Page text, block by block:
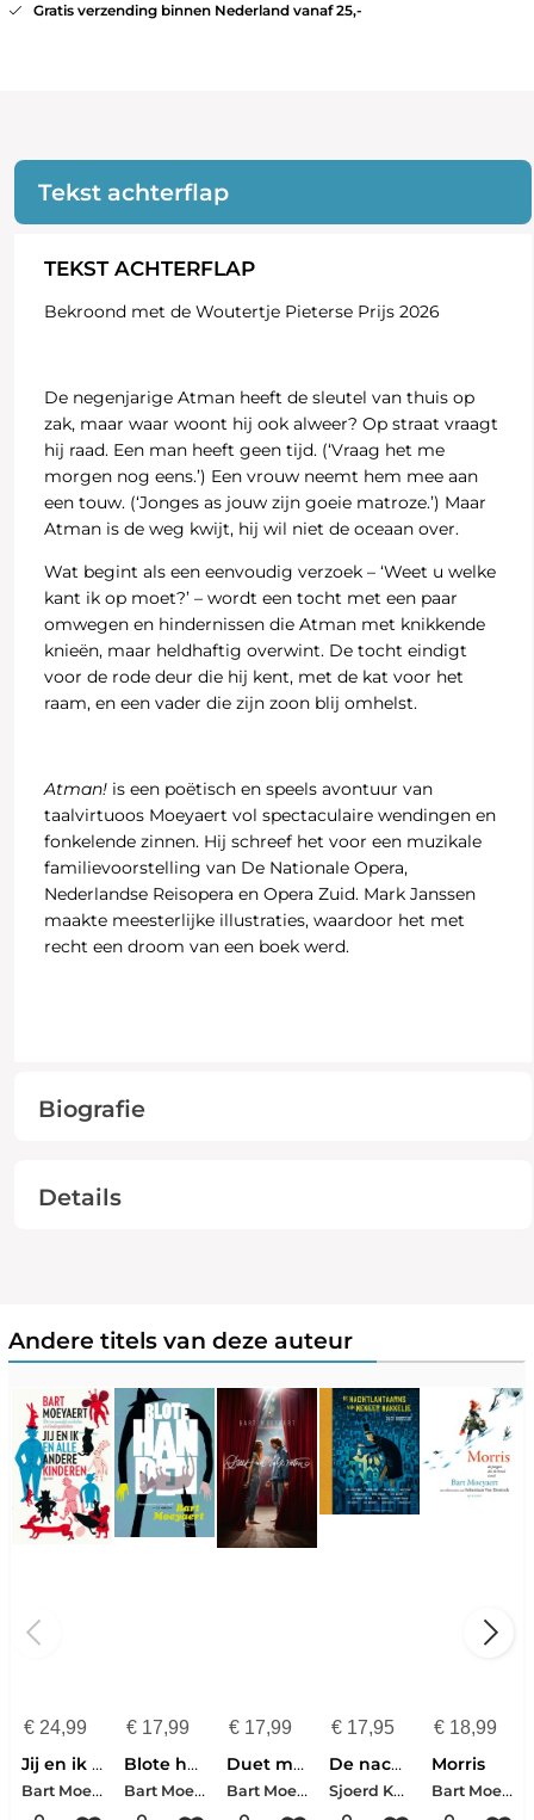
Gratis verzending binnen Nederland vanaf 25,-
Tekst achterflap
TEKST ACHTERFLAP
Bekroond met de Woutertje Pieterse Prijs 2026
De negenjarige Atman heeft de sleutel van thuis op
zak, maar waar woont hij ook alweer? Op straat vraagt
hij raad. Een man heeft geen tijd. (‘Vraag het me
morgen nog eens.’) Een vrouw neemt hem mee aan
een touw. (‘Jonges as jouw zijn goeie matroze.’) Maar
Atman is de weg kwijt, hij wil niet de oceaan over.
Wat begint als een eenvoudig verzoek – ‘Weet u welke
kant ik op moet?’ – wordt een tocht met een paar
omwegen en hindernissen die Atman met knikkende
knieën, maar heldhaftig overwint. De tocht eindigt
voor de rode deur die hij kent, met de kat voor het
raam, en een vader die zijn zoon blij omhelst.
Atman!is een poëtisch en speels avontuur van
taalvirtuoos Moeyaert vol spectaculaire wendingen en
fonkelende zinnen. Hij schreef het voor een muzikale
familievoorstelling van De Nationale Opera,
Nederlandse Reisopera en Opera Zuid. Mark Janssen
maakte meesterlijke illustraties, waardoor het met
recht een droom van een boek werd.
Biografie
Details
Andere titels van deze auteur
€24,99
Jij en ik en alle andere kinderen
Bart Moeyaert
€17,99
Blote handen
Bart Moeyaert
€ 17,99
Duet met valse noten
Bart Moeyaert
€ 17,95
De nachtlantaarns van meneer Makkelie
Sjoerd Kuyper-Maranke Rinck-Dolf Verroen-Bart Moeyaert-Paul van Loon-Koos Meinderts-Daan Remmerts de Vries-Bette Westera-Benny Lindelauf-Marjolijn Hof-Annet Schaap-Jan Paul Schutten-Jowi Schmitz
€ 18,99
Morris
Bart Moeyaert